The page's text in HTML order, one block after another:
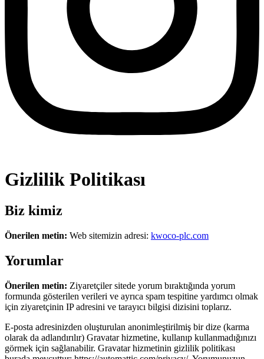
Gizlilik Politikası
Biz kimiz
Önerilen metin: Web sitemizin adresi: kwoco-plc.com
Yorumlar
Önerilen metin: Ziyaretçiler sitede yorum bıraktığında yorum
formunda gösterilen verileri ve ayrıca spam tespitine yardımcı olmak
için ziyaretçinin IP adresini ve tarayıcı bilgisi dizisini toplarız.
E-posta adresinizden oluşturulan anonimleştirilmiş bir dize (karma
olarak da adlandırılır) Gravatar hizmetine, kullanıp kullanmadığınızı
görmek için sağlanabilir. Gravatar hizmetinin gizlilik politikası